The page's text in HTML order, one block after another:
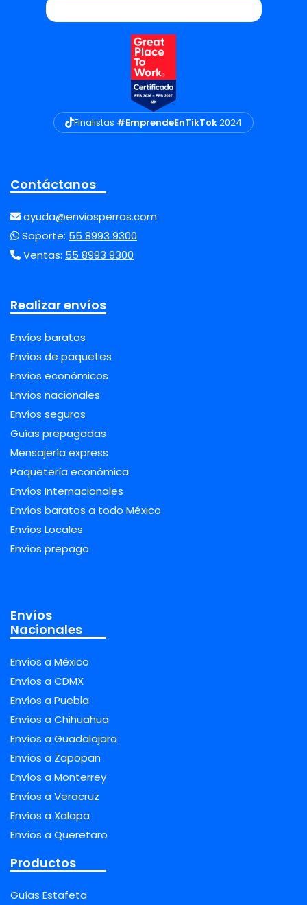
Finalistas #EmprendeEnTikTok2024
Contáctanos
ayuda@enviosperros.com
Soporte: 55 8993 9300
Ventas: 55 8993 9300
Realizar envíos
Envíos baratos
Envíos de paquetes
Envíos económicos
Envíos nacionales
Envíos seguros
Guías prepagadas
Mensajería express
Paquetería económica
Envíos Internacionales
Envíos baratos a todo México
Envíos Locales
Envíos prepago
Envíos
Nacionales
Envíos a México
Envíos a CDMX
Envíos a Puebla
Envíos a Chihuahua
Envíos a Guadalajara
Envíos a Zapopan
Envíos a Monterrey
Envíos a Veracruz
Envíos a Xalapa
Envíos a Queretaro
Productos
Guías Estafeta